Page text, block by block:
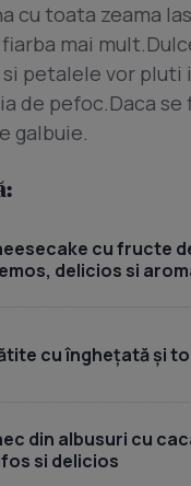
cu toata zeama
mai
petalele vor
de pefoc.Daca
galbuie.
cu fructe
delicios si
cu înghețată și
din albusuri cu
si delicios